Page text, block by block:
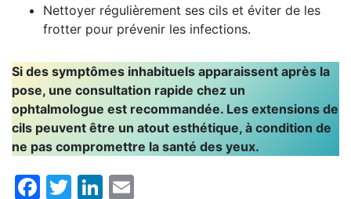
Nettoyer régulièrement ses cils et éviter de les
frotter pour prévenir les infections.
Si des symptômes inhabituels apparaissent après la
pose, une consultation rapide chez un
ophtalmologue est recommandée. Les extensions de
cils peuvent être un atout esthétique, à condition de
ne pas compromettre la santé des yeux.
Facebook
TwitterLinkedIn